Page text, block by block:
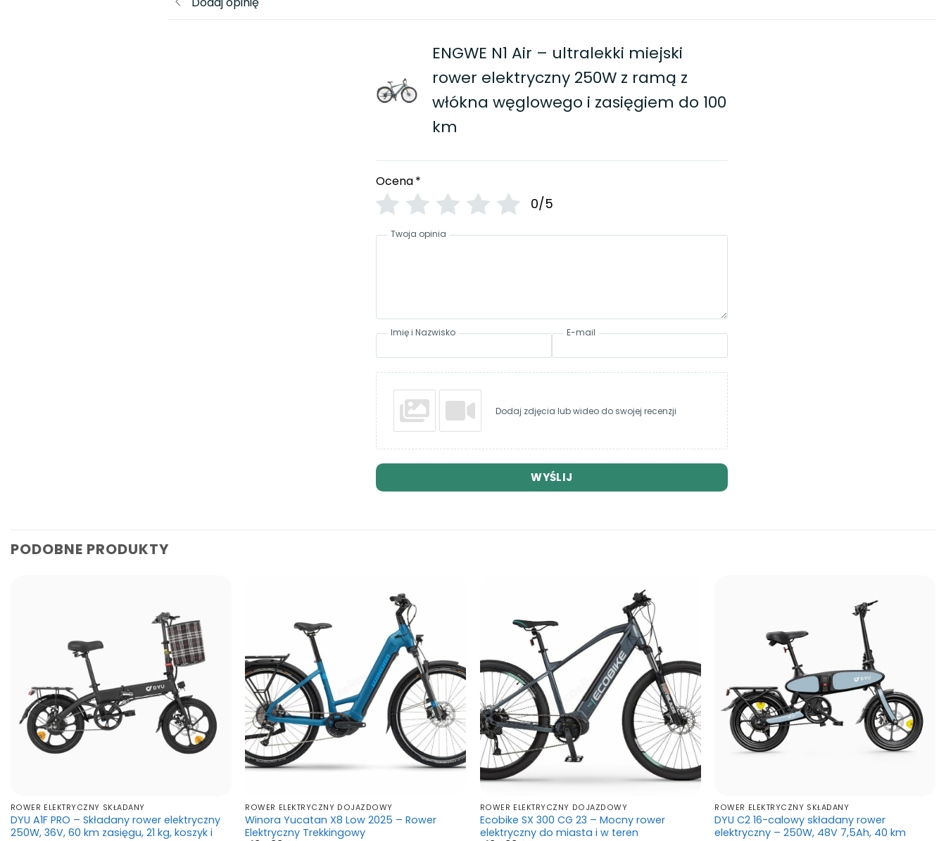
ENGWE N1 Air – ultralekki miejski
rower elektryczny 250W z ramą z
włókna węglowego i zasięgiem do 100
km
Ocena*
0/5
Twoja opinia
Imię i Nazwisko E-mail
Dodaj zdjęcia lub wideo do swojej recenzji
WYŚLIJ
PODOBNE PRODUKTY
ROWER ELEKTRYCZNY SKŁADANY
DYU A1F PRO – Składany rower elektryczny
250W, 36V, 60 km zasięgu, 21 kg, koszyk i
ROWER ELEKTRYCZNY DOJAZDOWY
Winora Yucatan X8 Low 2025 – Rower
Elektryczny Trekkingowy
ROWER ELEKTRYCZNY DOJAZDOWY
Ecobike SX 300 CG 23 – Mocny rower
elektryczny do miasta i w teren
ROWER ELEKTRYCZNY SKŁADANY
DYU C2 16-calowy składany rower
elektryczny – 250W, 48V 7,5Ah, 40 km